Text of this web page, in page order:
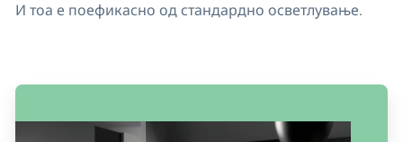
И тоа е поефикасно од стандардно осветлување.